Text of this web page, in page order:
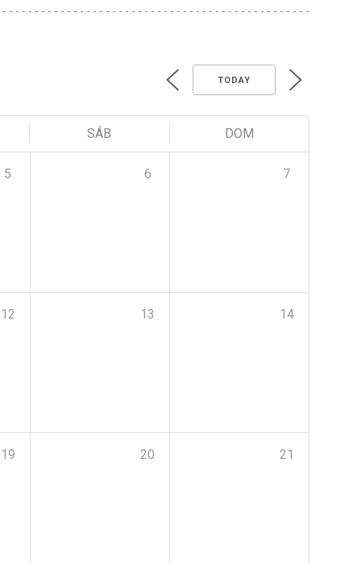
TODAY
SÁB DOM
5 6 7
12 13 14
19 20 21